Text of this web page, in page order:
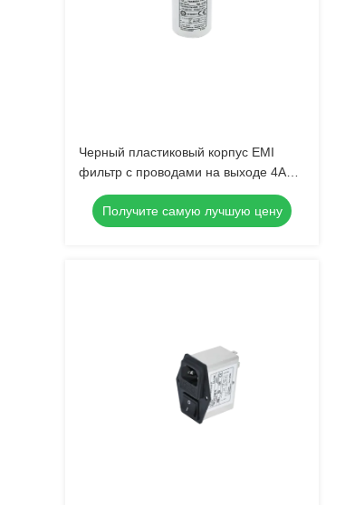
Черный пластиковый корпус EMI
фильтр с проводами на выходе 4A
фильтр питания для бытовой техники
Получите самую лучшую цену